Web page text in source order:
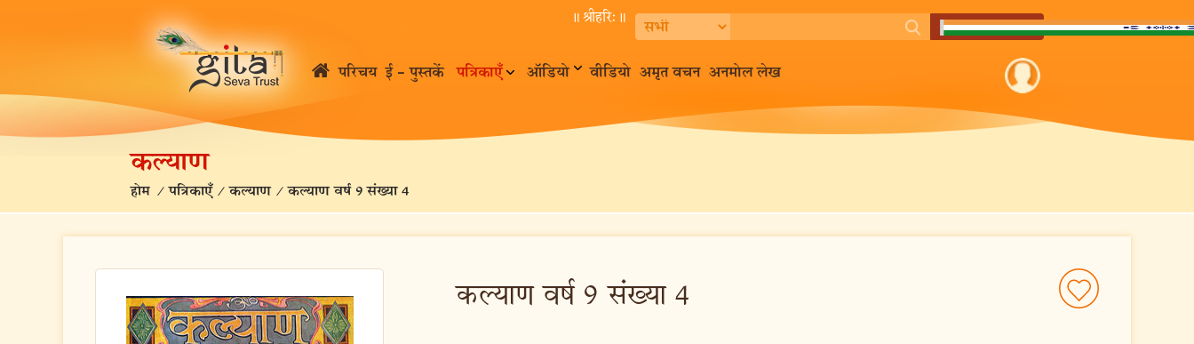
॥ श्रीहरि:॥
परिचय ई – पुस्तकें पत्रिकाएँ ऑडियो वीडियो अमृत वचन अनमोल लेख
कल्याण
होम /पत्रिकाएँ /कल्याण /कल्याण वर्ष 9 संख्या 4
कल्याण वर्ष 9 संख्या 4